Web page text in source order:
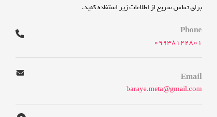
برای تماس سریع از اطلاعات زیر استفاده کنید.
Phone
09938122801
Email
baraye.meta@gmail.com